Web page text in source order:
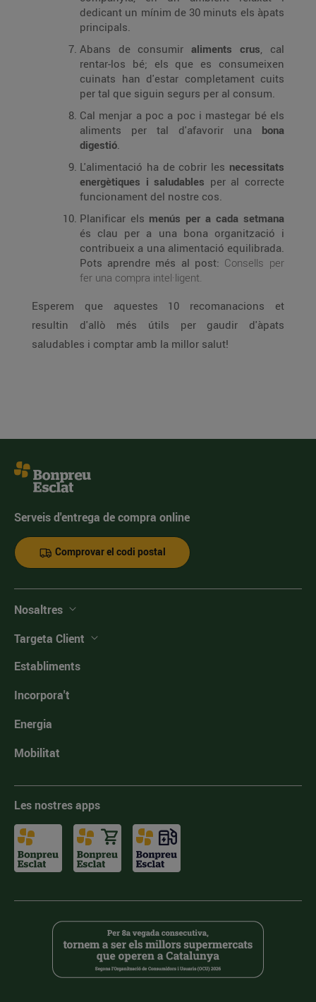
dedicant un mínim de 30 minuts els àpats
principals.
Abans de consumir aliments crus, cal
rentar-los bé; els que es consumeixen
cuinats han d'estar completament cuits
per tal que siguin segurs per al consum.
Cal menjar a poc a poc i mastegar bé els
aliments per tal d'afavorir una bona
digestió.
L'alimentació ha de cobrir les necessitats
energètiques i saludables per al correcte
funcionament del nostre cos.
Planificar els menús per a cada setmana
és clau per a una bona organització i
contribueix a una alimentació equilibrada.
Pots aprendre més al post: Consells per
fer una compra intel·ligent.
Esperem que aquestes 10 recomanacions et
resultin d'allò més útils per gaudir d'àpats
saludables i comptar amb la millor salut!
Serveis d'entrega de compra online
Comprovar el codi postal
Nosaltres
Targeta Client
Establiments
Incorpora't
Energia
Mobilitat
Les nostres apps